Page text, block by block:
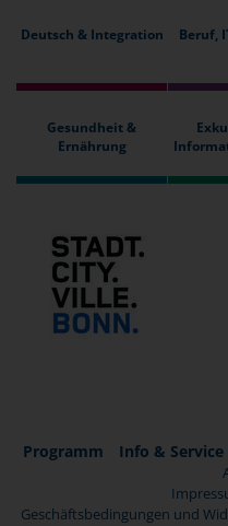
Deutsch & Integration Beruf,
Gesundheit &
Ernährung
Programm Info & Service
Geschäftsbedingungen und